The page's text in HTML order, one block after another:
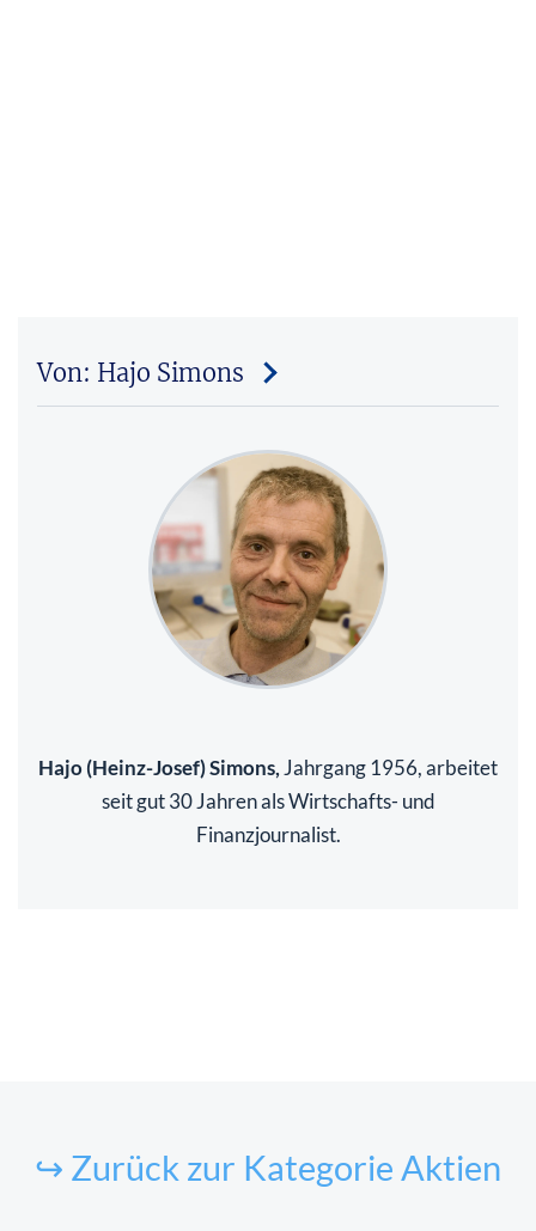
Von: Hajo Simons
Hajo (Heinz-Josef) Simons, Jahrgang 1956, arbeitet
seit gut 30 Jahren als Wirtschafts- und
Finanzjournalist.
↪ Zurück zur Kategorie Aktien